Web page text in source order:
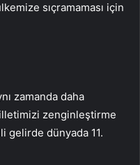
sıçramaması için
zamanda daha
zenginleştirme
gelirde dünyada 11.